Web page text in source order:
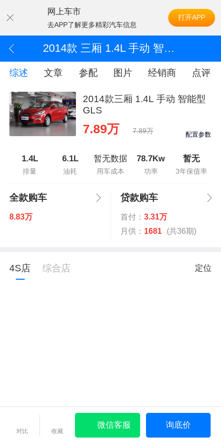
网上车市
去APP了解更多精彩汽车信息
打开APP
2014款 三厢 1.4L 手动 智能型GLS
综述 文章 参配 图片 经销商 点评
2014款三厢 1.4L 手动 智能型
GLS
7.89万 7.89万 配置参数
1.4L
排量
6.1L
油耗
暂无数据
用车成本
78.7Kw
功率
暂无
3年保值率
全款购车
8.83万
贷款购车
首付： 3.31万
月供： 1681 (共36期)
4S店 综合店 定位
对比 收藏
微信客服 询底价